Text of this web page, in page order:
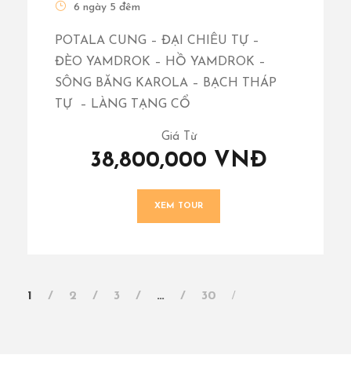
6 ngày 5 đêm
POTALA CUNG – ĐẠI CHIÊU TỰ –
ĐÈO YAMDROK – HỒ YAMDROK –
SÔNG BĂNG KAROLA – BẠCH THÁP
TỰ – LÀNG TẠNG CỔ
Giá Từ
38,800,000 VNĐ
XEM TOUR
1 2 3 … 30